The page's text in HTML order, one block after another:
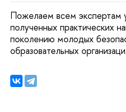
Пожелаем всем экспертам
полученных практических
поколению молодых
образовательных